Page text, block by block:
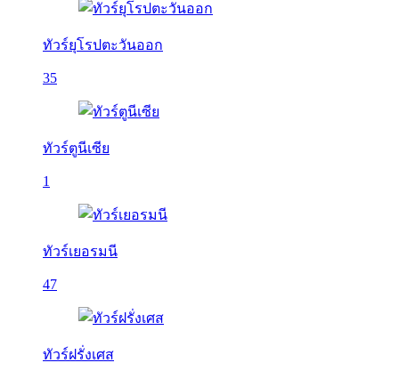
ทัวร์ยุโรปตะวันออก
35
ทัวร์ตูนีเซีย
1
ทัวร์เยอรมนี
47
ทัวร์ฝรั่งเศส